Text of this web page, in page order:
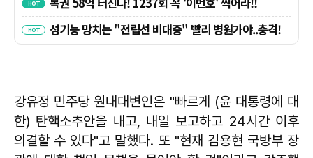
강유정 민주당 원내대변인은 "빠르게 (윤 대통령에 대
한) 탄핵소추안을 내고, 내일 보고하고 24시간 이후
의결할 수 있다"고 말했다. 또 "현재 김용현 국방부 장